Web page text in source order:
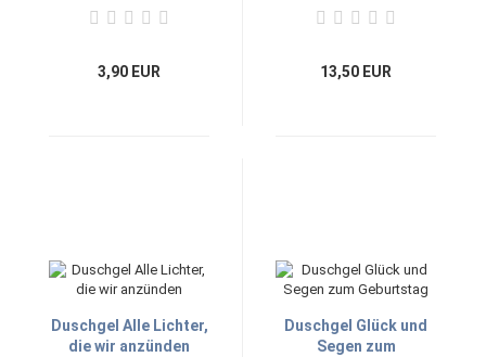
3,90 EUR 13,50 EUR
Duschgel Alle Lichter,
die wir anzünden
Duschgel Glück und
Segen zum